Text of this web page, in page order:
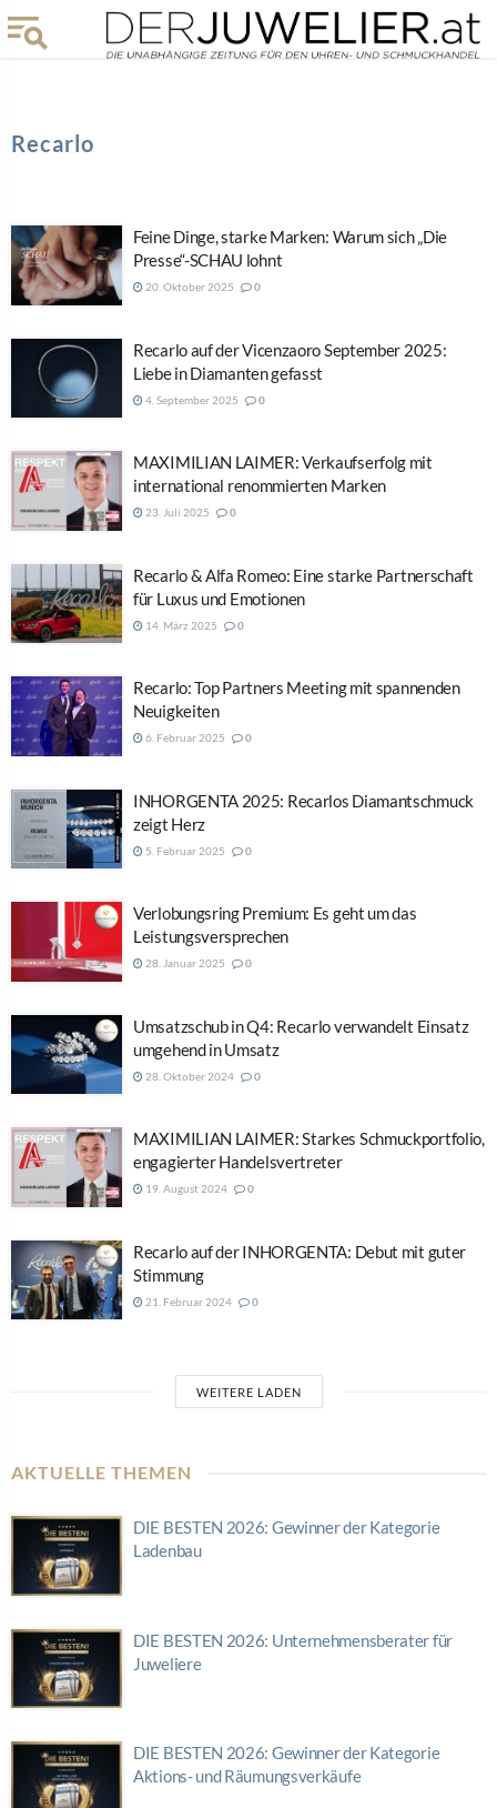
Recarlo
Feine Dinge, starke Marken: Warum sich „Die
Presse“-SCHAU lohnt
20. Oktober 2025 0
Recarlo auf der Vicenzaoro September 2025:
Liebe in Diamanten gefasst
4. September 2025 0
MAXIMILIAN LAIMER: Verkaufserfolg mit
international renommierten Marken
23. Juli 2025 0
Recarlo & Alfa Romeo: Eine starke Partnerschaft
für Luxus und Emotionen
14. März 2025 0
Recarlo: Top Partners Meeting mit spannenden
Neuigkeiten
6. Februar 2025 0
INHORGENTA 2025: Recarlos Diamantschmuck
zeigt Herz
5. Februar 2025 0
Verlobungsring Premium: Es geht um das
Leistungsversprechen
28. Januar 2025 0
Umsatzschub in Q4: Recarlo verwandelt Einsatz
umgehend in Umsatz
28. Oktober 2024 0
MAXIMILIAN LAIMER: Starkes Schmuckportfolio,
engagierter Handelsvertreter
19. August 2024 0
Recarlo auf der INHORGENTA: Debut mit guter
Stimmung
21. Februar 2024 0
WEITERE LADEN
AKTUELLE THEMEN
DIE BESTEN 2026: Gewinner der Kategorie
Ladenbau
DIE BESTEN 2026: Unternehmensberater für
Juweliere
DIE BESTEN 2026: Gewinner der Kategorie
Aktions- und Räumungsverkäufe